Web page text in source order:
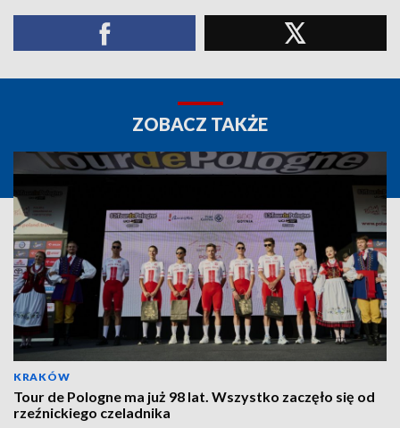
ZOBACZ TAKŻE
KRAKÓW
Tour de Pologne ma już 98 lat. Wszystko zaczęło się od
rzeźnickiego czeladnika